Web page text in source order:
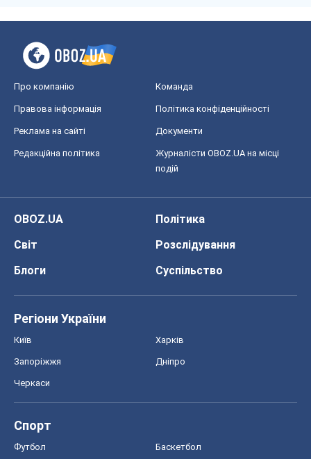
Про компанію Команда
Правова інформація Політика конфіденційності
Реклама на сайті Документи
Редакційна політика
Журналісти OBOZ.UA на місці
подій
OBOZ.UA
Політика
Світ
Розслідування
Блоги
Суспільство
Регіони України
Київ Харків
Запоріжжя Дніпро
Черкаси
Спорт
Футбол Баскетбол